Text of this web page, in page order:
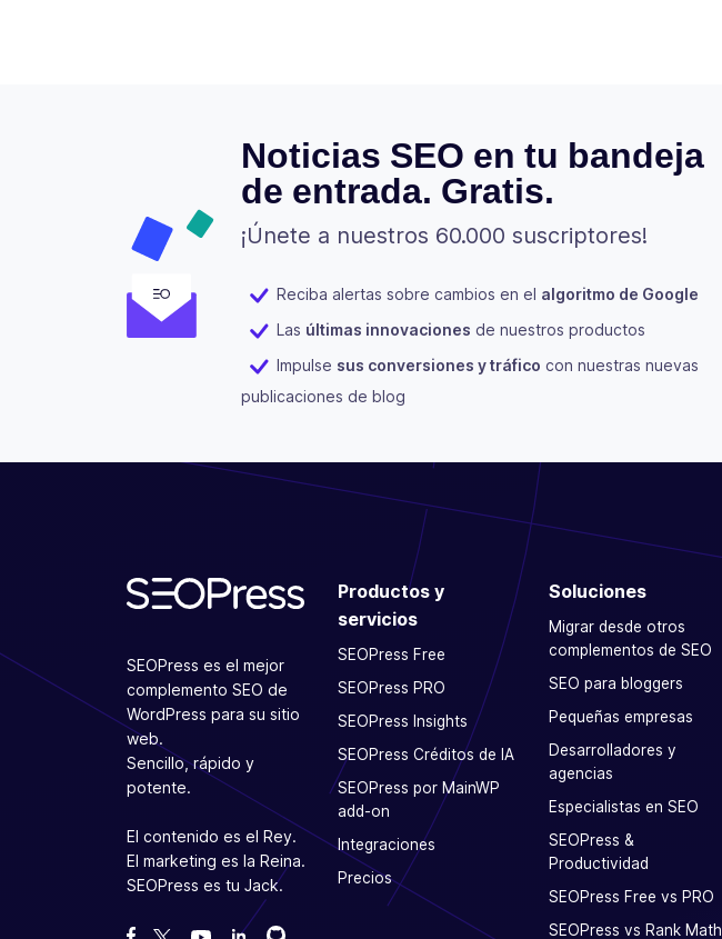
Noticias SEO en tu bandeja
de entrada. Gratis.
¡Únete a nuestros 60.000 suscriptores!
Reciba alertas sobre cambios en el algoritmo de Google
Las últimas innovaciones de nuestros productos
Impulse sus conversiones y tráfico con nuestras nuevas
publicaciones de blog
SEOPress es el mejor
complemento SEO de
WordPress para su sitio
web.
Sencillo, rápido y
potente.
El contenido es el Rey.
El marketing es la Reina.
SEOPress es tu Jack.
Productos y
servicios
SEOPress Free
SEOPress PRO
SEOPress Insights
SEOPress Créditos de IA
SEOPress por MainWP
add-on
Integraciones
Precios
Soluciones
Migrar desde otros
complementos de SEO
SEO para bloggers
Pequeñas empresas
Desarrolladores y
agencias
Especialistas en SEO
SEOPress &
Productividad
SEOPress Free vs PRO
SEOPress vs Rank Math